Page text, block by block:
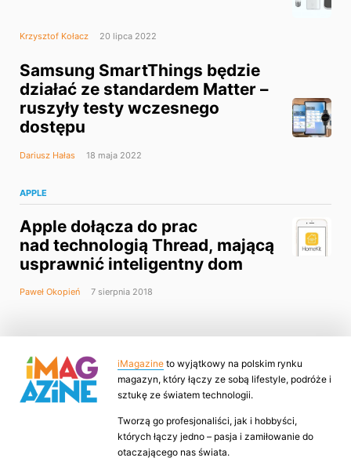
Krzysztof Kołacz 20 lipca 2022
Samsung SmartThings będzie
działać ze standardem Matter –
ruszyły testy wczesnego
dostępu
Dariusz Hałas 18 maja 2022
APPLE
Apple dołącza do prac
nad technologią Thread, mającą
usprawnić inteligentny dom
Paweł Okopień 7 sierpnia 2018
iMagazine to wyjątkowy na polskim rynku
magazyn, który łączy ze sobą lifestyle, podróże i
sztukę ze światem technologii.
Tworzą go profesjonaliści, jak i hobbyści,
których łączy jedno – pasja i zamiłowanie do
otaczającego nas świata.